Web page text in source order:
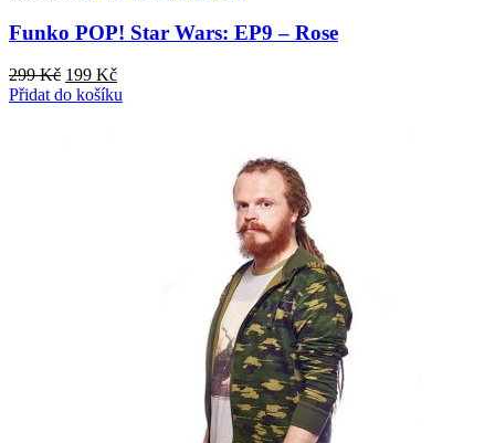
Funko POP! Star Wars: EP9 – Rose
299Kč Původní
cena
199 KčAktuální
cena
Přidat do košíku